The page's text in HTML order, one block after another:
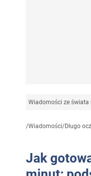
Wiadomości ze świata
/Wiadomości/Długo
Jak